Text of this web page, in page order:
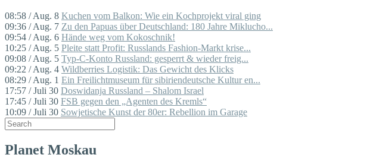
08:58 / Aug. 8 Kuchen vom Balkon: Wie ein Kochprojekt viral ging
09:36 / Aug. 7 Zu den Papuas über Deutschland: 180 Jahre Miklucho...
09:54 / Aug. 6 Hände weg vom Kokoschnik!
10:25 / Aug. 5 Pleite statt Profit: Russlands Fashion-Markt krise...
09:08 / Aug. 5 Typ-C-Konto Russland: gesperrt & wieder freig...
09:22 / Aug. 4 Wildberries Logistik: Das Gewicht des Klicks
08:29 / Aug. 1 Ein Freilichtmuseum für sibiriendeutsche Kultur en...
17:57 / Juli 30 Doswidanja Russland – Shalom Israel
17:45 / Juli 30 FSB gegen den „Agenten des Kremls“
10:09 / Juli 30 Sowjetische Kunst der 80er: Rebellion im Garage
Planet Moskau